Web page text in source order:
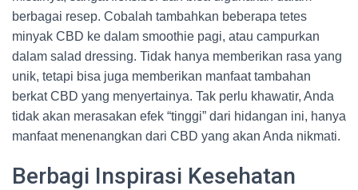
berbagai resep. Cobalah tambahkan beberapa tetes
minyak CBD ke dalam smoothie pagi, atau campurkan
dalam salad dressing. Tidak hanya memberikan rasa yang
unik, tetapi bisa juga memberikan manfaat tambahan
berkat CBD yang menyertainya. Tak perlu khawatir, Anda
tidak akan merasakan efek “tinggi” dari hidangan ini, hanya
manfaat menenangkan dari CBD yang akan Anda nikmati.
Berbagi Inspirasi Kesehatan